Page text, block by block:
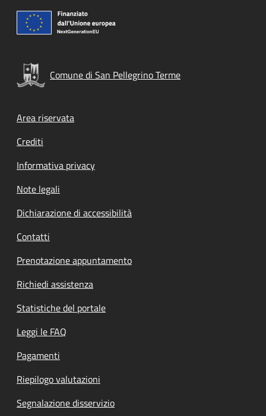
Comune di San Pellegrino Terme
Footer menu
Area riservata
Crediti
Informativa privacy
Note legali
Dichiarazione di accessibilità
Contatti
Prenotazione appuntamento
Richiedi assistenza
Statistiche del portale
Leggi le FAQ
Pagamenti
Riepilogo valutazioni
Segnalazione disservizio